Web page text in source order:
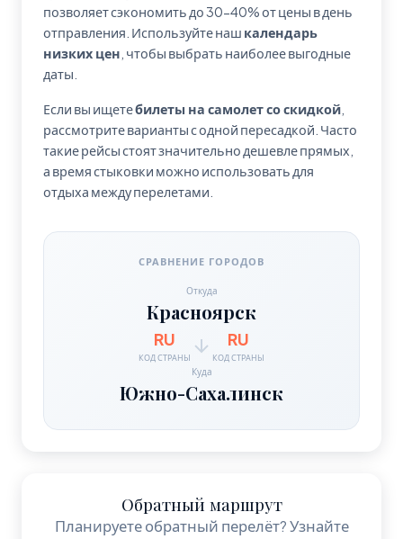
позволяет сэкономить до 30-40% от цены в день
отправления. Используйте наш календарь
низких цен , чтобы выбрать наиболее выгодные
даты.
Если вы ищетебилеты на самолет со скидкой
рассмотрите варианты с одной пересадкой. Часто
такие рейсы стоят значительно дешевле прямых,
а время стыковки можно использовать для
отдыха между перелетами.
СРАВНЕНИЕ ГОРОДОВ
Откуда
Красноярск
RU
КОД СТРАНЫ
RU
КОД СТРАНЫ
Куда
Южно-Сахалинск
Обратный маршрут
Планируете обратный перелёт? Узнайте